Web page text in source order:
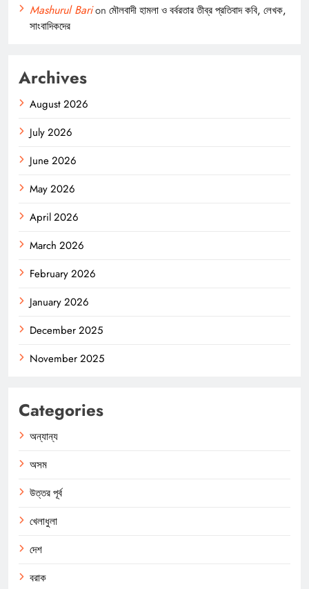
Mashurul Barion মৌলবাদী হামলা ও বর্বরতার তীব্র প্রতিবাদ কবি, লেখক,
সাংবাদিকদের
Archives
August 2026
July 2026
June 2026
May 2026
April 2026
March 2026
February 2026
January 2026
December 2025
November 2025
Categories
অন্যান্য
অসম
উত্তর পূর্ব
খেলাধুলা
দেশ
বরাক